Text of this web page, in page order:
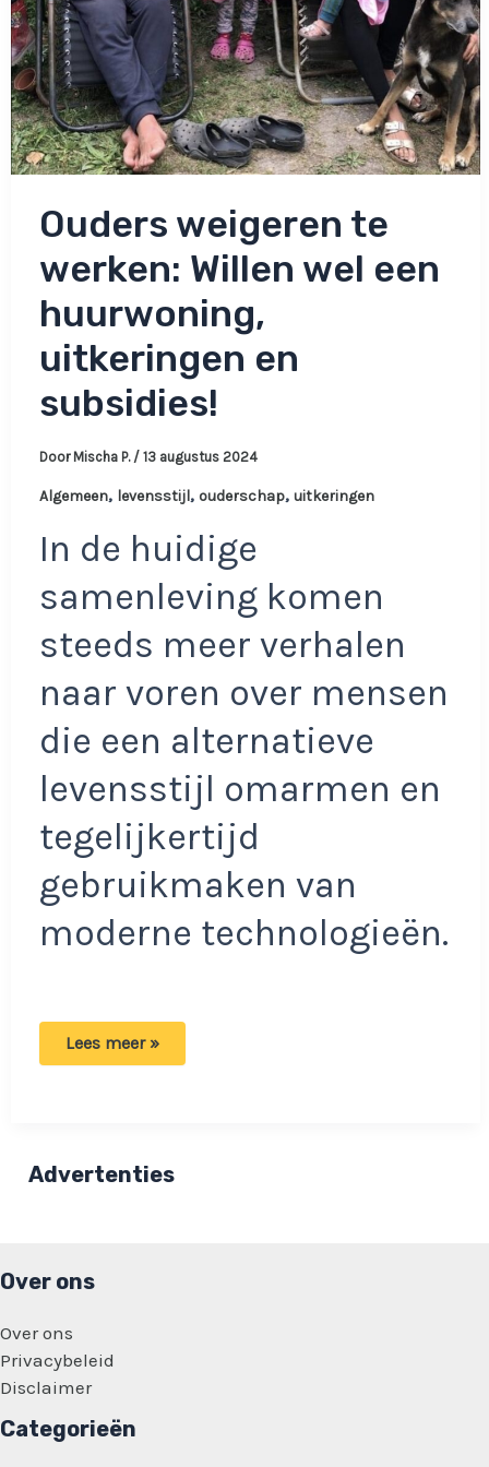
Ouders weigeren te
werken: Willen wel een
huurwoning,
uitkeringen en
subsidies!
Door Mischa P. / 13 augustus 2024
Algemeen, levensstijl, ouderschap, uitkeringen
In de huidige
samenleving komen
steeds meer verhalen
naar voren over mensen
die een alternatieve
levensstijl omarmen en
tegelijkertijd
gebruikmaken van
moderne technologieën.
Ouders
huurwoning,
uitkeringen
Lees meer »
Advertenties
Over ons
Over ons
Privacybeleid
Disclaimer
Categorieën